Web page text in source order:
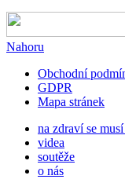
Nahoru
Obchodní
GDPR
Mapa stránek
na zdraví se
videa
soutěže
o nás